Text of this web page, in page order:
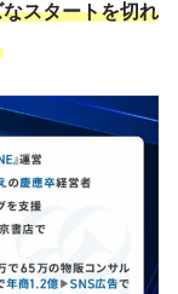
スタートを切れ